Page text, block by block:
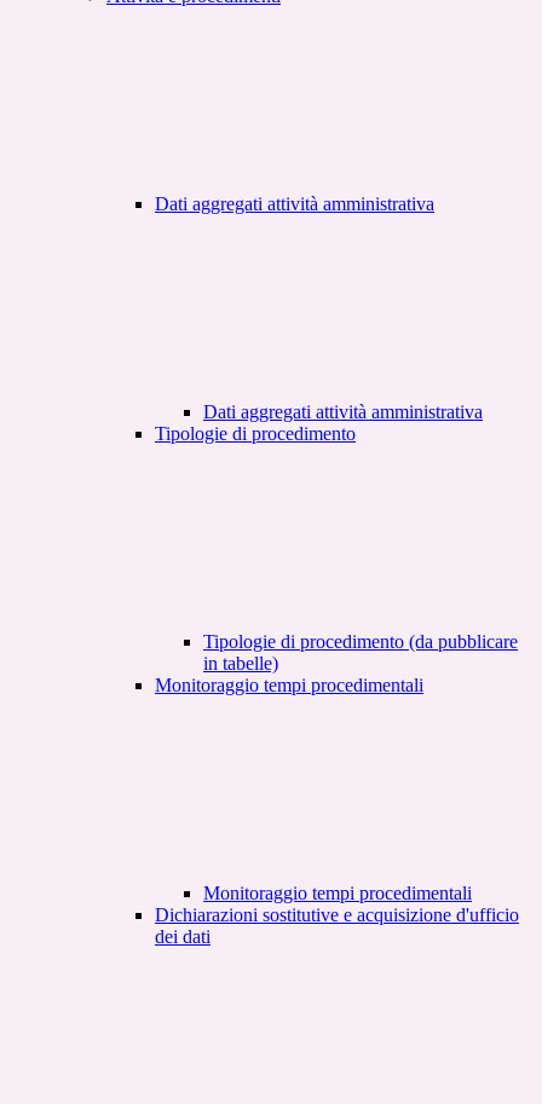
Dati aggregati attività amministrativa
Dati aggregati attività amministrativa
Tipologie di procedimento
Tipologie di procedimento (da pubblicare
in tabelle)
Monitoraggio tempi procedimentali
Monitoraggio tempi procedimentali
Dichiarazioni sostitutive e acquisizione d'ufficio
dei dati